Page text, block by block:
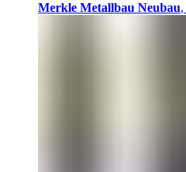
Merkle Metallbau Neubau,